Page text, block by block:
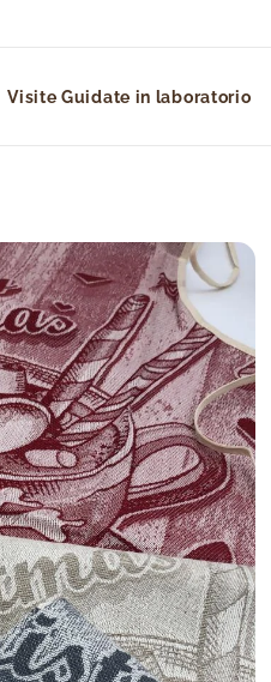
Visite Guidate in laboratorio